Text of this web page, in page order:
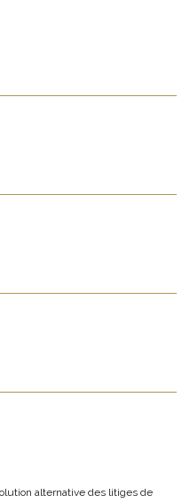
alternative des litiges de